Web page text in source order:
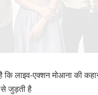
लाइव-एक्शन मोआना की
से जुड़ती है